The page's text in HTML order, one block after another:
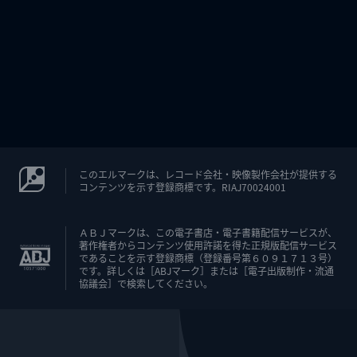
このエルマークは、レコード会社・映像製作会社が提供する
コンテンツを示す登録商標です。RIAJ70024001
ＡＢＪマークは、この電子書店・電子書籍配信サービスが、
著作権者からコンテンツ使用許諾を得た正規版配信サービス
であることを示す登録商標（登録番号第６０９１７１３号）
です。詳しくは［ABJマーク］または［電子出版制作・流通
協議会］で検索してください。